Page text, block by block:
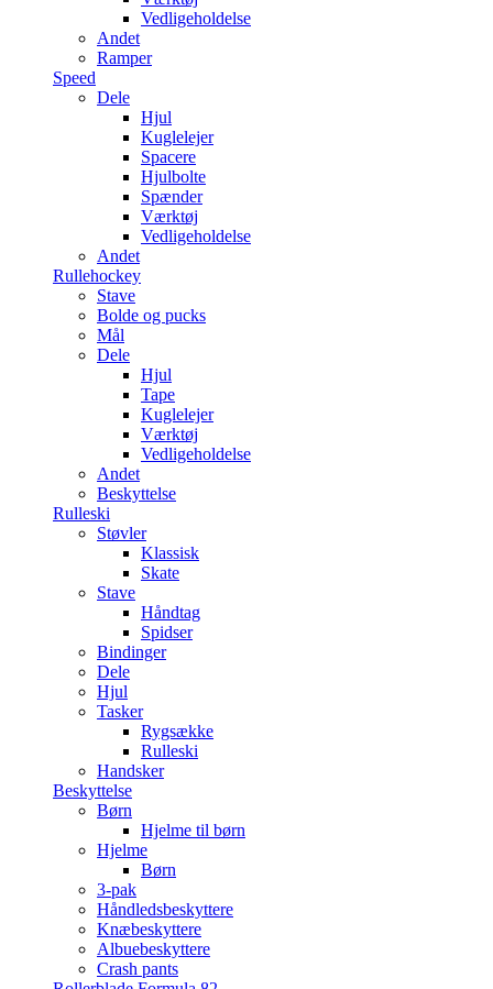
Vedligeholdelse
Andet
Ramper
Speed
Dele
Hjul
Kuglelejer
Spacere
Hjulbolte
Spænder
Værktøj
Vedligeholdelse
Andet
Rullehockey
Stave
Bolde og pucks
Mål
Dele
Hjul
Tape
Kuglelejer
Værktøj
Vedligeholdelse
Andet
Beskyttelse
Rulleski
Støvler
Klassisk
Skate
Stave
Håndtag
Spidser
Bindinger
Dele
Hjul
Tasker
Rygsække
Rulleski
Handsker
Beskyttelse
Børn
Hjelme til børn
Hjelme
Børn
3-pak
Håndledsbeskyttere
Knæbeskyttere
Albuebeskyttere
Crash pants